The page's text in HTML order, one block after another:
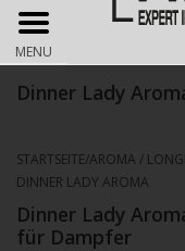
MENU
Dinner Lady
STARTSEITE/AROMA /
DINNER LADY AROMA
Dinner Lady
für Dampfer